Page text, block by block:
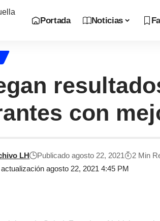
Portada Noticias
con
agosto 22, 2021 4:45 PM
LH Publicado agosto 22, 2021 2 Min